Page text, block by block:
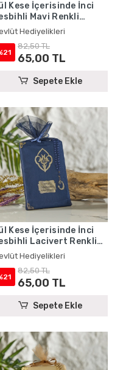
Kese İçerisinde İnci
Mavi Renkli
Yasin Kitabı Seti -
Hediyelikleri
Hediyelikleri
82,50 TL
65,00 TL
Sepete Ekle
Kese İçerisinde İnci
Lacivert Renkli
Yasin Kitabı Seti -
Hediyelikleri
Hediyelikleri
82,50 TL
65,00 TL
Sepete Ekle